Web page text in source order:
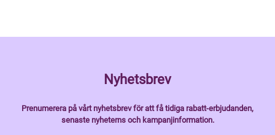
Nyhetsbrev
Prenumerera på vårt nyhetsbrev för att få tidiga rabatt-erbjudanden,
senaste nyheterns och kampanjinformation.